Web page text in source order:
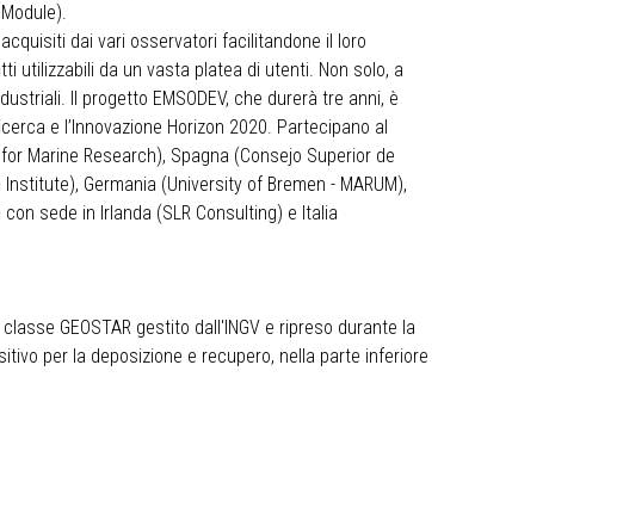
dai vari osservatori facilitandone il loro
utilizzabili da un vasta platea di utenti. Non solo, a
Il progetto EMSODEV, che durerà tre anni, è
e l’Innovazione Horizon 2020. Partecipano al
Marine Research), Spagna (Consejo Superior de
Germania (University of Bremen - MARUM),
sede in Irlanda (SLR Consulting) e Italia
GEOSTAR gestito dall'INGV e ripreso durante la
per la deposizione e recupero, nella parte inferiore